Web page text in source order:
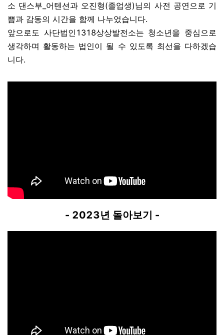
소 댄스부_어텐션과 오진형(졸업생)님의 사전 공연으로 기
쁨과 감동의 시간을 함께 나누었습니다.
앞으로도 사단법인1318상상발전소는 청소년을 중심으로
생각하며 활동하는 법인이 될 수 있도록 최선을 다하겠습
니다.
- 2023년 돌아보기 -